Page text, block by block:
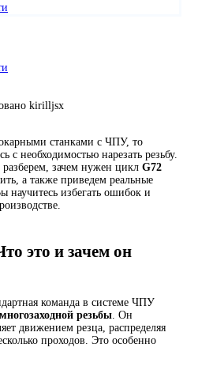
kirilljsx
станками с ЧПУ, то
с необходимостью нарезать резьбу.
зачем нужен цикл G72
а также приведем реальные
избегать ошибок и
это и зачем он
команда в системе ЧПУ
резьбы. Он
движением резца, распределяя
проходов. Это особенно